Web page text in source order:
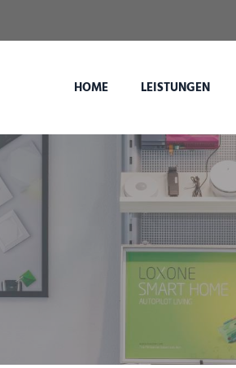
HOME LEISTUNGEN